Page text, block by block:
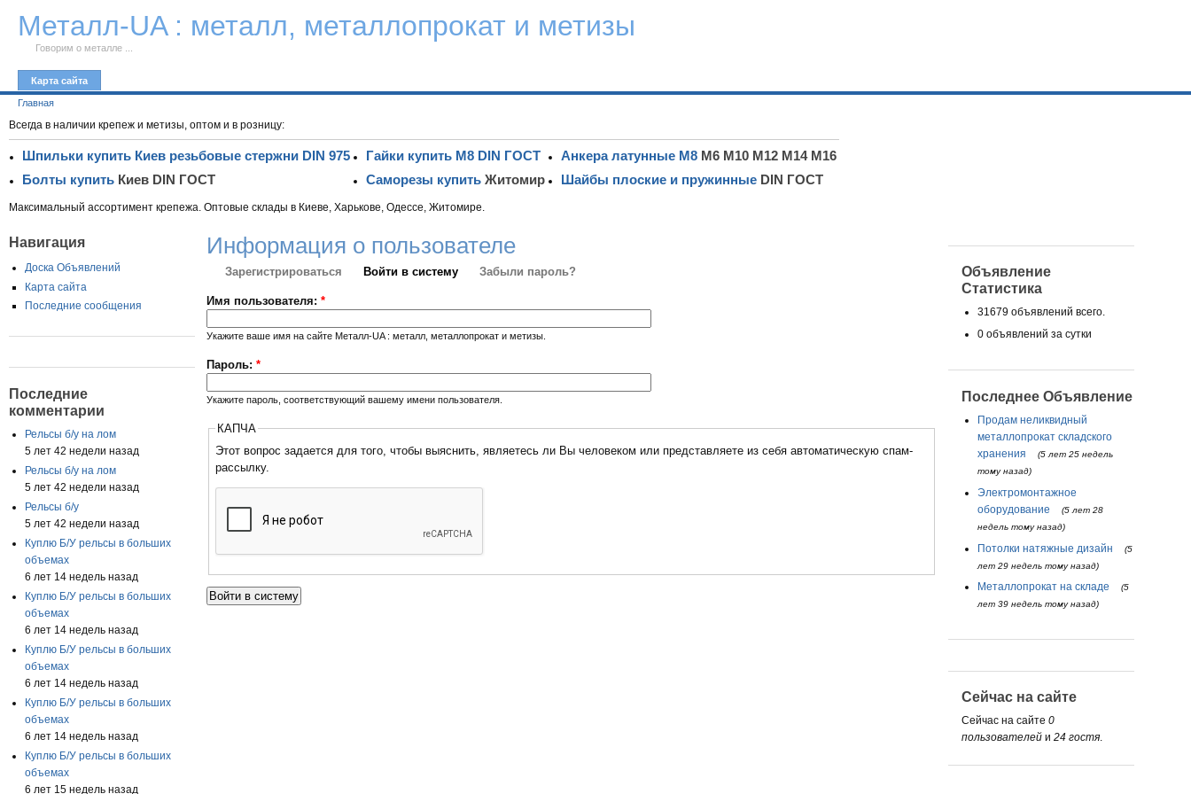
Металл-UA : металл, металлопрокат и метизы
Говорим о металле ...
Карта сайта
Главная
Всегда в наличии крепеж и метизы, оптом и в розницу:
Шпильки купить Киев резьбовые стержни DIN 975
Болты купитьКиев DIN ГОСТ
Гайки купить М8 DIN ГОСТ
Саморезы купитьЖитомир
Анкера латунные М8М6 М10 М12 М14 М16
Шайбы плоские и пружинныеDIN ГОСТ
Максимальный ассортимент крепежа. Оптовые склады в Киеве, Харькове, Одессе, Житомире.
Навигация
Доска Объявлений
Карта сайта
Последние сообщения
Последние
комментарии
Рельсы б/у на лом
5 лет 42 недели назад
Рельсы б/у на лом
5 лет 42 недели назад
Рельсы б/у
5 лет 42 недели назад
Куплю Б/У рельсы в больших
объемах
6 лет 14 недель назад
Куплю Б/У рельсы в больших
объемах
6 лет 14 недель назад
Куплю Б/У рельсы в больших
объемах
6 лет 14 недель назад
Куплю Б/У рельсы в больших
объемах
6 лет 14 недель назад
Куплю Б/У рельсы в больших
объемах
6 лет 15 недель назад
Информация о пользователе
Зарегистрироваться Войти в систему Забыли пароль?
Имя пользователя: *
Укажите ваше имя на сайте Металл-UA : металл, металлопрокат и метизы.
Пароль: *
Укажите пароль, соответствующий вашему имени пользователя.
КАПЧА
Этот вопрос задается для того, чтобы выяснить, являетесь ли Вы человеком или представляете из себя автоматическую спам-
рассылку.
Объявление
Статистика
31679 объявлений всего.
0 объявлений за сутки
Последнее Объявление
Продам неликвидный
металлопрокат складского
хранения
(5 лет 25 недель
тому назад)
Электромонтажное
оборудование
(5 лет 28
недель тому назад)
Потолки натяжные дизайн
(5
лет 29 недель тому назад)
Металлопрокат на складе
(5
лет 39 недель тому назад)
Сейчас на сайте
Сейчас на сайте 0
пользователей и 24 гостя.